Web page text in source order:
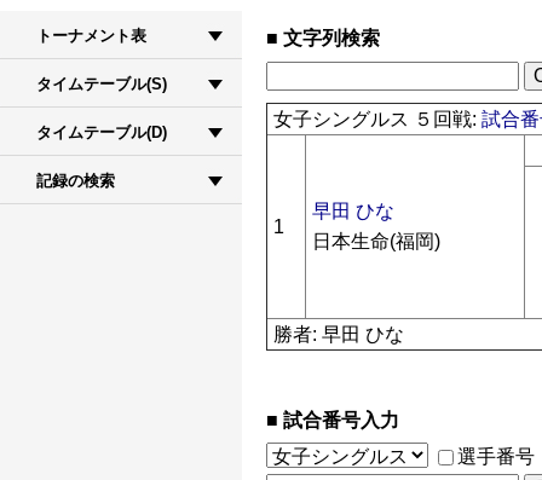
トーナメント表
タイムテーブル(S)
タイムテーブル(D)
記録の検索
文字列検索
女子シングルス ５回戦:試合
1
早田 ひな
日本生命(福岡)
勝者: 早田 ひな
試合番号入力
選手番号